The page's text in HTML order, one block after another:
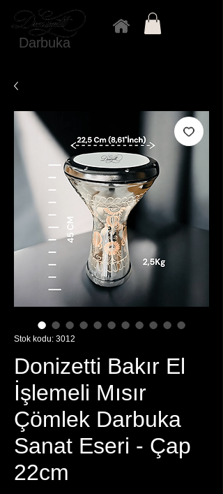
Darbuka
Stok kodu: 3012
Donizetti Bakır El
İşlemeli Mısır
Çömlek Darbuka
Sanat Eseri - Çap
22cm